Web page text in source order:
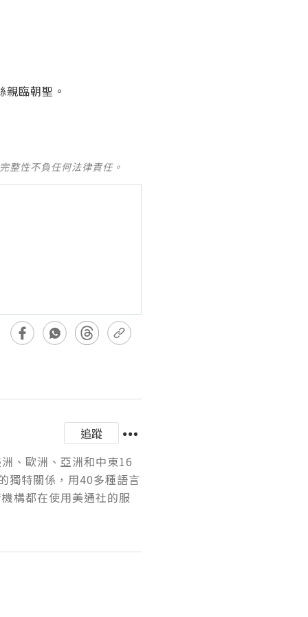
親臨朝聖。
整性不負任何法律責任。
追蹤
、歐洲、亞洲和中東16
獨特關係，用40多種語言
構都在使用美通社的服